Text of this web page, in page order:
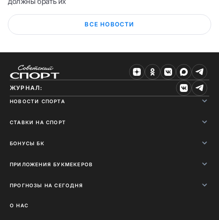
ВСЕ НОВОСТИ
ЖУРНАЛ:
НОВОСТИ СПОРТА
СТАВКИ НА СПОРТ
БОНУСЫ БК
ПРИЛОЖЕНИЯ БУКМЕКЕРОВ
ПРОГНОЗЫ НА СЕГОДНЯ
О НАС